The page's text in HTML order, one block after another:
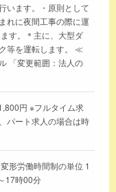
います。・原則として
れに夜間工事の際に運
す。＊主に、大型ダ
等を運転します。 ≪
「変更範囲：法人の
円 ※フルタイム求
パート求人の場合は時
形労働時間制の単位 1
17時00分